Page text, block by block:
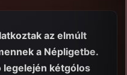
az elmúlt
a Népligetbe.
legelején kétgólos